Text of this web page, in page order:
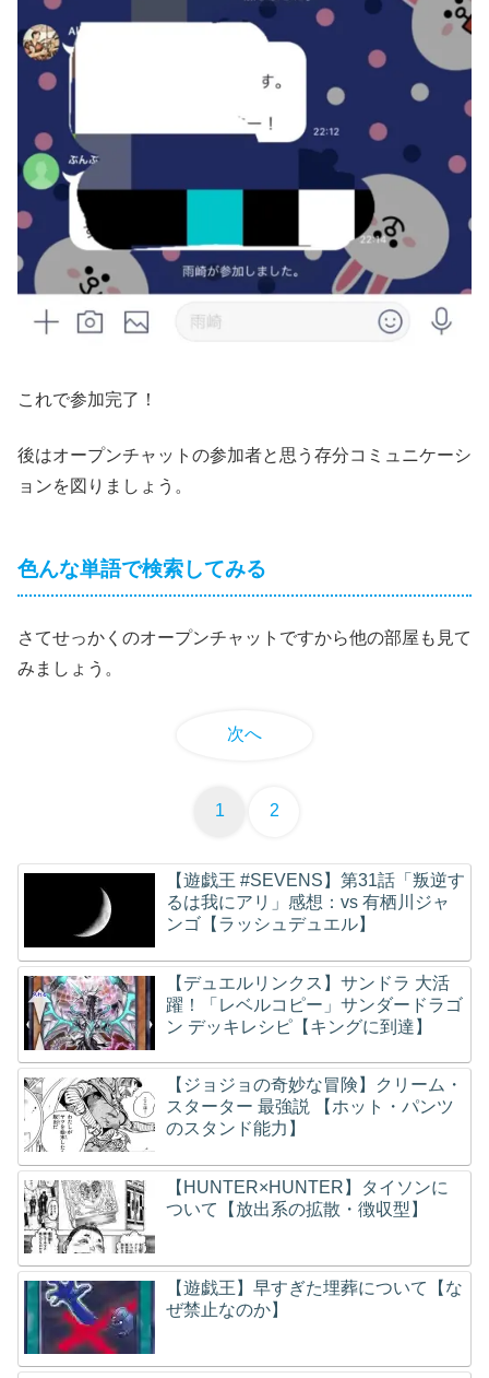
これで参加完了！
後はオープンチャットの参加者と思う存分コミュニケーシ
ョンを図りましょう。
色んな単語で検索してみる
さてせっかくのオープンチャットですから他の部屋も見て
みましょう。
次へ
1 2
【遊戯王 #SEVENS】第31話「叛逆す
るは我にアリ」感想：vs 有栖川ジャ
ンゴ【ラッシュデュエル】
【デュエルリンクス】サンドラ 大活
躍！「レベルコピー」サンダードラゴ
ン デッキレシピ【キングに到達】
【ジョジョの奇妙な冒険】クリーム・
スターター 最強説 【ホット・パンツ
のスタンド能力】
【HUNTER×HUNTER】タイソンに
ついて【放出系の拡散・徴収型】
【遊戯王】早すぎた埋葬について【な
ぜ禁止なのか】